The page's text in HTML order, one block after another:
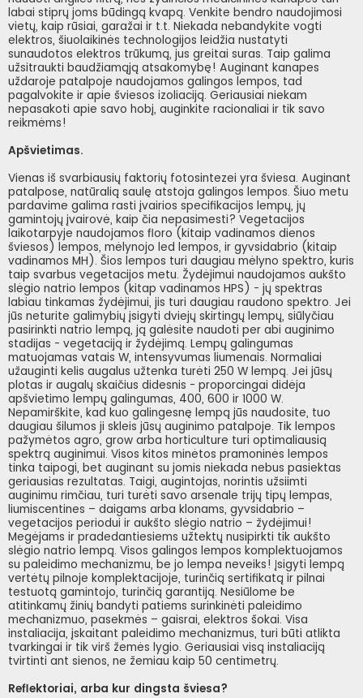
labai stiprų joms būdingą kvapą. Venkite bendro naudojimosi
vietų, kaip rūsiai, garažai ir t.t. Niekada nebandykite vogti
elektros, šiuolaikinės technologijos leidžia nustatyti
sunaudotos elektros trūkumą, jus greitai suras. Taip galima
užsitraukti baudžiamąją atsakomybę! Auginant kanapes
uždaroje patalpoje naudojamos galingos lempos, tad
pagalvokite ir apie šviesos izoliaciją. Geriausiai niekam
nepasakoti apie savo hobį, auginkite racionaliai ir tik savo
reikmėms!
Apšvietimas.
Vienas iš svarbiausių faktorių fotosintezei yra šviesa. Auginant
patalpose, natūralią saulę atstoja galingos lempos. Šiuo metu
pardavime galima rasti įvairios specifikacijos lempų, jų
gamintojų įvairovė, kaip čia nepasimesti? Vegetacijos
laikotarpyje naudojamos floro (kitaip vadinamos dienos
šviesos) lempos, mėlynojo led lempos, ir gyvsidabrio (kitaip
vadinamos MH). Šios lempos turi daugiau mėlyno spektro, kuris
taip svarbus vegetacijos metu. Žydėjimui naudojamos aukšto
slėgio natrio lempos (kitap vadinamos HPS) - jų spektras
labiau tinkamas žydėjimui, jis turi daugiau raudono spektro. Jei
jūs neturite galimybių įsigyti dviejų skirtingų lempų, siūlyčiau
pasirinkti natrio lempą, ją galėsite naudoti per abi auginimo
stadijas - vegetaciją ir žydėjimą. Lempų galingumas
matuojamas vatais W, intensyvumas liumenais. Normaliai
užauginti kelis augalus užtenka turėti 250 W lempą. Jei jūsų
plotas ir augalų skaičius didesnis - proporcingai didėja
apšvietimo lempų galingumas, 400, 600 ir 1000 W.
Nepamirškite, kad kuo galingesnę lempą jūs naudosite, tuo
daugiau šilumos ji skleis jūsų auginimo patalpoje. Tik lempos
pažymėtos agro, grow arba horticulture turi optimaliausią
spektrą auginimui. Visos kitos minėtos pramoninės lempos
tinka taipogi, bet auginant su jomis niekada nebus pasiektas
geriausias rezultatas. Taigi, augintojas, norintis užsiimti
auginimu rimčiau, turi turėti savo arsenale trijų tipų lempas,
liumiscentines – daigams arba klonams, gyvsidabrio –
vegetacijos periodui ir aukšto slėgio natrio – žydėjimui!
Megėjams ir pradedantiesiems užtektų nusipirkti tik aukšto
slėgio natrio lempą. Visos galingos lempos komplektuojamos
su paleidimo mechanizmu, be jo lempa neveiks! Įsigyti lempą
vertėtų pilnoje komplektacijoje, turinčią sertifikatą ir pilnai
testuotą gamintojo, turinčią garantiją. Nesiūlome be
atitinkamų žinių bandyti patiems surinkinėti paleidimo
mechanizmuo, pasekmės – gaisrai, elektros šokai. Visa
instaliacija, įskaitant paleidimo mechanizmus, turi būti atlikta
tvarkingai ir tik virš žemės lygio. Geriausiai visą instaliaciją
tvirtinti ant sienos, ne žemiau kaip 50 centimetrų.
Reflektoriai, arba kur dingsta šviesa?